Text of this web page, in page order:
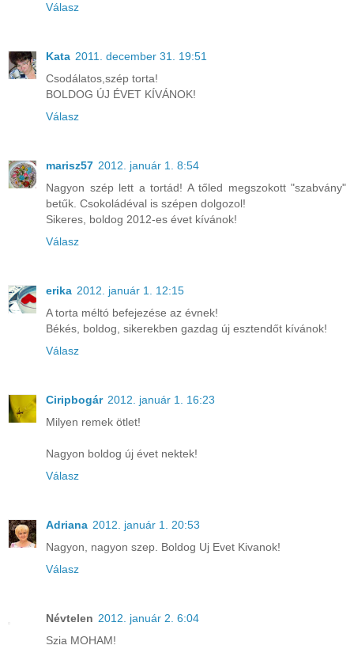
Válasz
Kata 2011. december 31. 19:51
Csodálatos,szép torta!
BOLDOG ÚJ ÉVET KÍVÁNOK!
Válasz
marisz57 2012. január 1. 8:54
Nagyon szép lett a tortád! A tőled megszokott "szabvány"
betűk. Csokoládéval is szépen dolgozol!
Sikeres, boldog 2012-es évet kívánok!
Válasz
erika 2012. január 1. 12:15
A torta méltó befejezése az évnek!
Békés, boldog, sikerekben gazdag új esztendőt kívánok!
Válasz
Ciripbogár 2012. január 1. 16:23
Milyen remek ötlet!
Nagyon boldog új évet nektek!
Válasz
Adriana 2012. január 1. 20:53
Nagyon, nagyon szep. Boldog Uj Evet Kivanok!
Válasz
Névtelen 2012. január 2. 6:04
Szia MOHAM!